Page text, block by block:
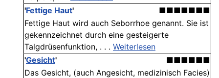
'Fettige Haut'
■■■■■■■
Fettige Haut wird auch Seborrhoe genannt. Sie ist
gekennzeichnet durch eine gesteigerte
Talgdrüsenfunktion, . . . Weiterlesen
'Gesicht'
■■■■■■
Das Gesicht, (auch Angesicht, medizinisch Facies)